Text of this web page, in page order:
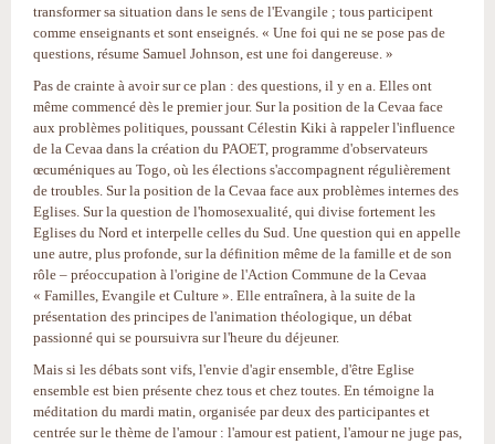
transformer sa situation dans le sens de l'Evangile ; tous participent
comme enseignants et sont enseignés. « Une foi qui ne se pose pas de
questions, résume Samuel Johnson, est une foi dangereuse. »
Pas de crainte à avoir sur ce plan : des questions, il y en a. Elles ont
même commencé dès le premier jour. Sur la position de la Cevaa face
aux problèmes politiques, poussant Célestin Kiki à rappeler l'influence
de la Cevaa dans la création du PAOET, programme d'observateurs
œcuméniques au Togo, où les élections s'accompagnent régulièrement
de troubles. Sur la position de la Cevaa face aux problèmes internes des
Eglises. Sur la question de l'homosexualité, qui divise fortement les
Eglises du Nord et interpelle celles du Sud. Une question qui en appelle
une autre, plus profonde, sur la définition même de la famille et de son
rôle – préoccupation à l'origine de l'Action Commune de la Cevaa
« Familles, Evangile et Culture ». Elle entraînera, à la suite de la
présentation des principes de l'animation théologique, un débat
passionné qui se poursuivra sur l'heure du déjeuner.
Mais si les débats sont vifs, l'envie d'agir ensemble, d'être Eglise
ensemble est bien présente chez tous et chez toutes. En témoigne la
méditation du mardi matin, organisée par deux des participantes et
centrée sur le thème de l'amour : l'amour est patient, l'amour ne juge pas,